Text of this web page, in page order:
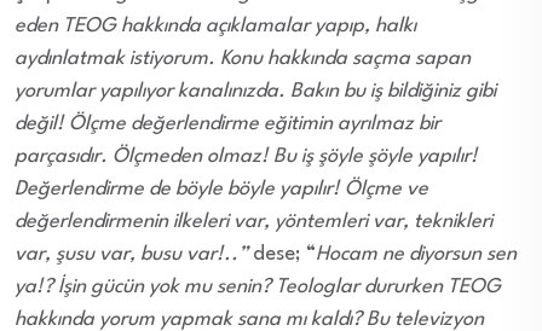
eden TEOG hakkında açıklamalar yapıp, halkı
aydınlatmak istiyorum. Konu hakkında saçma sapan
yorumlar yapılıyor kanalınızda. Bakın bu iş bildiğiniz gibi
değil! Ölçme değerlendirme eğitimin ayrılmaz bir
parçasıdır. Ölçmeden olmaz! Bu iş şöyle şöyle yapılır!
Değerlendirme de böyle böyle yapılır! Ölçme ve
değerlendirmenin ilkeleri var, yöntemleri var, teknikleri
var, şusu var, busu var!..”dese; “Hocam ne diyorsun sen
ya!? İşin gücün yok mu senin? Teologlar dururken TEOG
hakkında yorum yapmak sana mı kaldı? Bu televizyon